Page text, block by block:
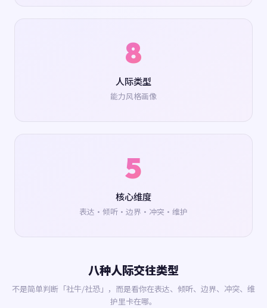
8
人际类型
能力风格画像
5
核心维度
表达·倾听·边界·冲突·维护
八种人际交往类型
不是简单判断「社牛/社恐」，而是看你在表达、倾听、边界、冲突、维
护里卡在哪。